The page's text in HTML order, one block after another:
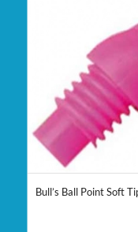
Bull’s Ball Point Soft